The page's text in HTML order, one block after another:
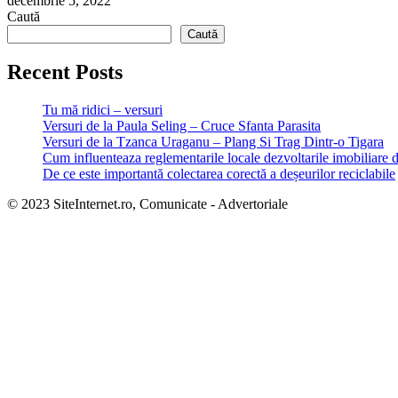
Caută
Caută
Recent Posts
Tu mă ridici – versuri
Versuri de la Paula Seling – Cruce Sfanta Parasita
Versuri de la Tzanca Uraganu – Plang Si Trag Dintr-o Tigara
Cum influenteaza reglementarile locale dezvoltarile imobiliare
De ce este importantă colectarea corectă a deșeurilor reciclabile
© 2023 SiteInternet.ro, Comunicate - Advertoriale